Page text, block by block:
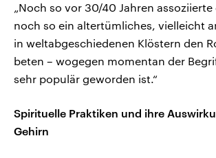
„Noch so vor 30/40 Jahren assoziierte
noch so ein altertümliches, vielleicht
in weltabgeschiedenen Klöstern den
beten – wogegen momentan der
sehr populär geworden ist.“
Spirituelle Praktiken und ihre
Gehirn